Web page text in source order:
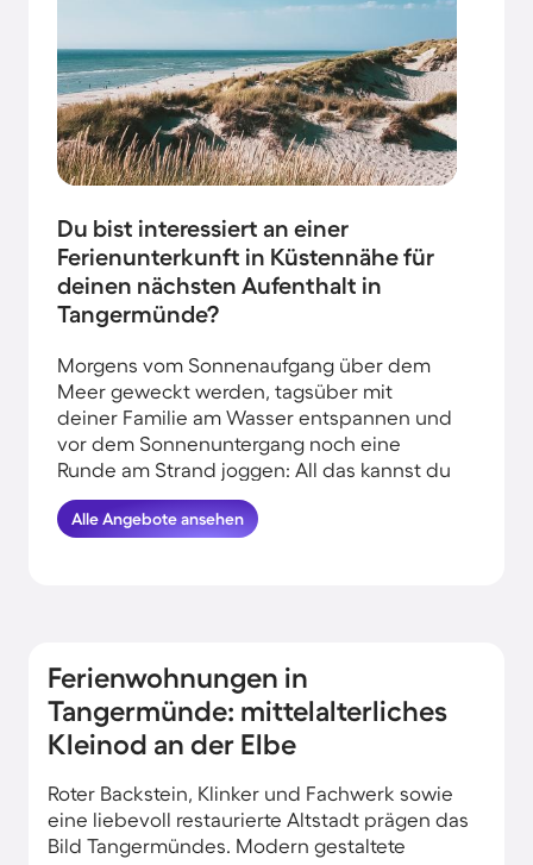
Du bist interessiert an einer
Ferienunterkunft in Küstennähe für
deinen nächsten Aufenthalt in
Tangermünde?
Morgens vom Sonnenaufgang über dem
Meer geweckt werden, tagsüber mit
deiner Familie am Wasser entspannen und
vor dem Sonnenuntergang noch eine
Runde am Strand joggen: All das kannst du
erleben, wenn du deinen Urlaub am
Wasser in Tangermünde verbringst.
Alle Angebote ansehen
Ferienwohnungen in
Tangermünde: mittelalterliches
Kleinod an der Elbe
Roter Backstein, Klinker und Fachwerk sowie
eine liebevoll restaurierte Altstadt prägen das
Bild Tangermündes. Modern gestaltete